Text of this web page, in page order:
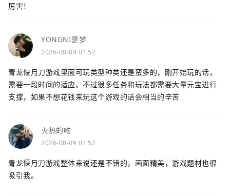
厉害！
YONGNI是梦
2026-08-09 01:52
青龙偃月刀游戏里面可玩类型种类还是蛮多的，刚开始玩的话，
需要一段时间的适应。不过很多任务和玩法都需要大量元宝进行
支撑，如果不想花钱来玩这个游戏的话会相当的辛苦
火热的吻
2026-08-09 01:52
青龙偃月刀游戏整体来说还是不错的，画面精美，游戏题材也很
吸引我。